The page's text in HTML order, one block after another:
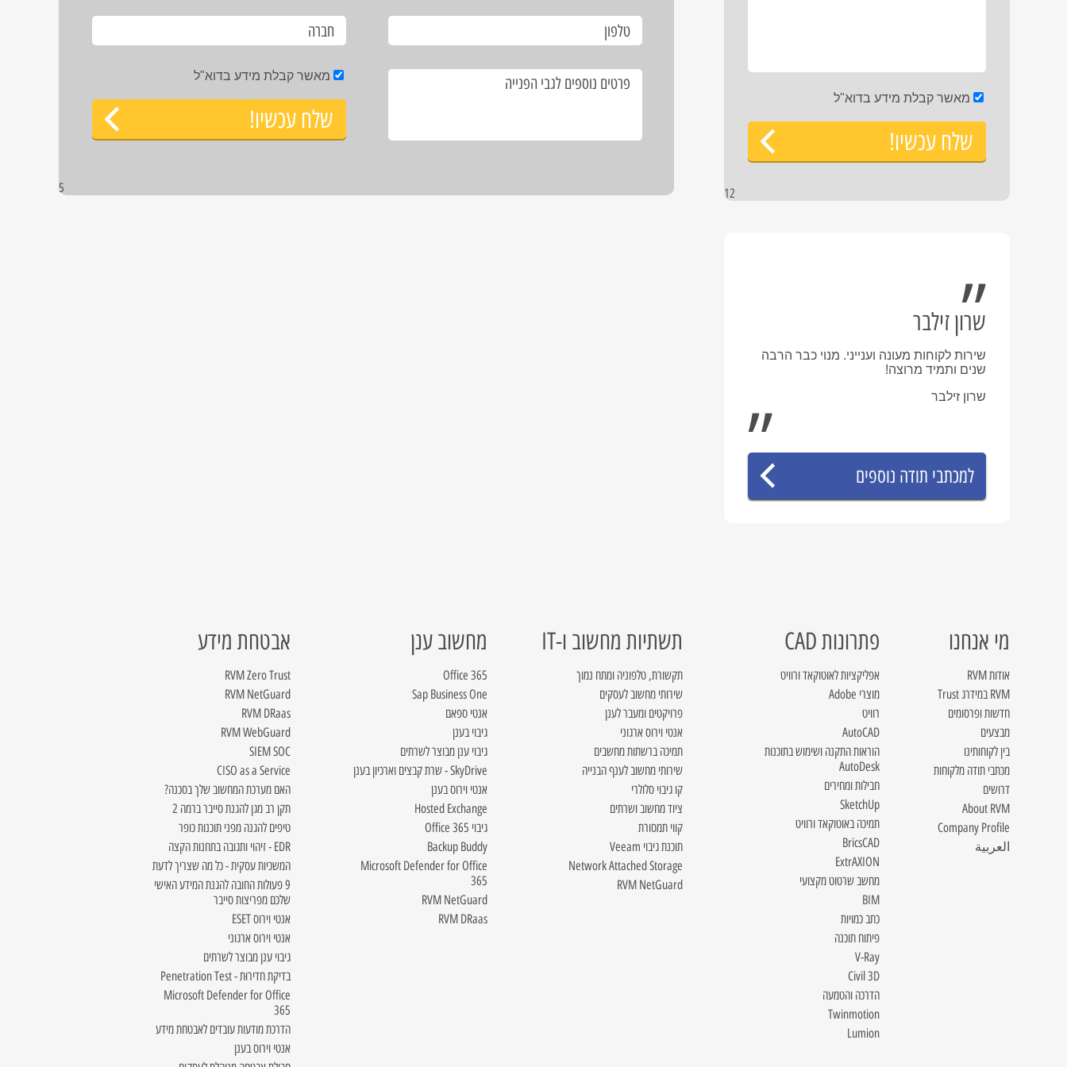
מאשר קבלת מידע בדוא"ל
שלח עכשיו!
12
שרון זילבר
שירות לקוחות מעונה וענייני. מנוי כבר הרבה
שנים ותמיד מרוצה!
שרון זילבר
למכתבי תודה נוספים
מאשר קבלת מידע בדוא"ל
שלח עכשיו!
5
מי אנחנו
אודות RVM
RVM במידרג Trust
חדשות ופרסומים
מבצעים
בין לקוחותינו
מכתבי תודה מלקוחות
דרושים
About RVM
Company Profile
العربية
פתרונות CAD
אפליקציות לאוטוקאד ורוויט
מוצרי Adobe
רוויט
AutoCAD
הוראות התקנה ושימוש בתוכנות
AutoDesk
חבילות ומחירים
SketchUp
תמיכה באוטוקאד ורוויט
BricsCAD
ExtrAXION
מחשב שרטוט מקצועי
BIM
כתב כמויות
פיתוח תוכנה
V-Ray
Civil 3D
הדרכה והטמעה
Twinmotion
Lumion
תשתיות מחשוב ו-IT
תקשורת, טלפוניה ומתח נמוך
שירותי מחשוב לעסקים
פרויקטים ומעבר לענן
אנטי וירוס ארגוני
תמיכה ברשתות מחשבים
שירותי מחשוב לענף הבנייה
קו גיבוי סלולרי
ציוד מחשוב ושרתים
קווי תמסורת
תוכנת גיבוי Veeam
Network Attached Storage
RVM NetGuard
מחשוב ענן
Office 365
Sap Business One
אנטי ספאם
גיבוי בענן
גיבוי ענן מבוצר לשרתים
SkyDrive - שרת קבצים וארכיון בענן
אנטי וירוס בענן
Hosted Exchange
גיבוי Office 365
Backup Buddy
Microsoft Defender for Office
365
RVM NetGuard
RVM DRaas
אבטחת מידע
RVM Zero Trust
RVM NetGuard
RVM DRaas
RVM WebGuard
SIEM SOC
CISO as a Service
האם מערכת המחשוב שלך בסכנה?
תקן רב מגן להגנת סייבר ברמה 2
טיפים להגנה מפני תוכנות כופר
EDR - זיהוי ותגובה בתחנות הקצה
המשכיות עסקית - כל מה שצריך לדעת
9 פעולות החובה להגנת המידע האישי
שלכם מפריצות סייבר
אנטי וירוס ESET
אנטי וירוס ארגוני
גיבוי ענן מבוצר לשרתים
בדיקת חדירוּת - Penetration Test
Microsoft Defender for Office
365
הדרכת מודעות עובדים לאבטחת מידע
אנטי וירוס בענן